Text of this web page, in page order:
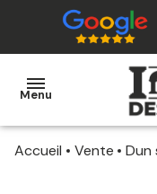
Menu
Accueil Vente